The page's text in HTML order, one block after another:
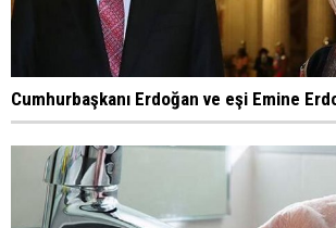
Cumhurbaşkanı Erdoğan ve eşi Emine